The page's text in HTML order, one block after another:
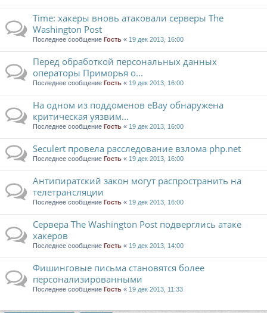
Time: хакеры вновь атаковали серверы The
Washington Post
Последнее сообщение Гость « 19 дек 2013, 16:00
Перед обработкой персональных данных
операторы Приморья о...
Последнее сообщение Гость « 19 дек 2013, 16:00
На одном из поддоменов eBay обнаружена
критическая уязвим...
Последнее сообщение Гость « 19 дек 2013, 16:00
Seculert провела расследование взлома php.net
Последнее сообщение Гость « 19 дек 2013, 16:00
Антипиратский закон могут распространить на
телетрансляции
Последнее сообщение Гость « 19 дек 2013, 16:00
Сервера The Washington Post подверглись атаке
хакеров
Последнее сообщение Гость « 19 дек 2013, 14:00
Фишинговые письма становятся более
персонализированными
Последнее сообщение Гость « 19 дек 2013, 11:33